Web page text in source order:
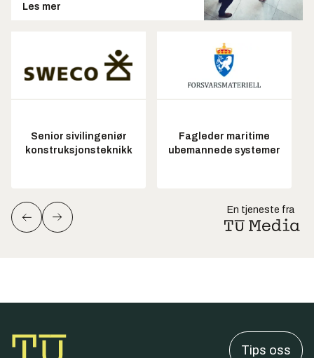
Les mer
Senior sivilingeniør
konstruksjonsteknikk
Fagleder maritime
ubemannede systemer
En tjeneste fra
Tips oss